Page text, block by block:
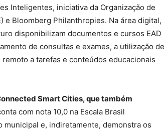
Inteligentes, iniciativa da Organização de
e Bloomberg Philanthropies. Na área digital,
disponibilizam documentos e cursos EAD
de consultas e exames, a utilização de
a tarefas e conteúdos educacionais
Smart Cities, que também
com nota 10,0 na Escala Brasil
e, indiretamente, demonstra os